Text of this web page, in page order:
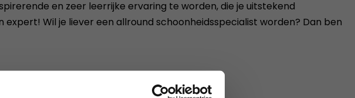
en zeer leerrijke ervaring te worden, die je uitstekend
Wil je liever een allround schoonheidsspecialist worden? Dan ben